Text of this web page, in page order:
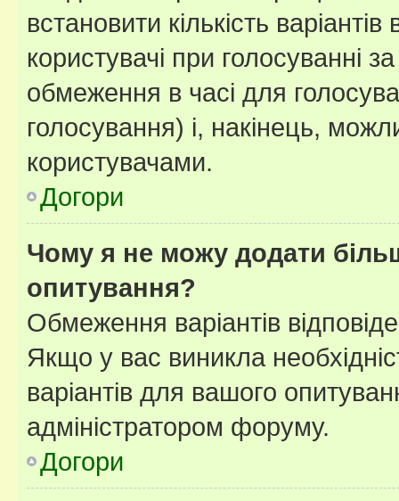
встановити кількість
користувачі при голосуванні
обмеження в часі для
голосування) і, накінець,
користувачами.
Догори
Чому я не можу додати
опитування?
Обмеження варіантів
Якщо у вас виникла
варіантів для вашого
адміністратором форуму.
Догори